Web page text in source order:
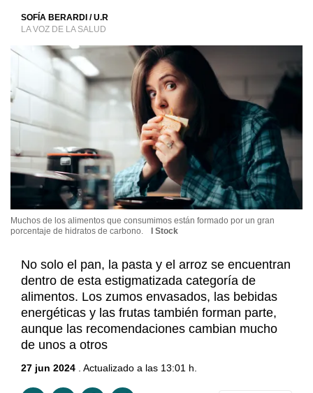
SOFÍA BERARDI / U.R
LA VOZ DE LA SALUD
Muchos de los alimentos que consumimos están formado por un gran
porcentaje de hidratos de carbono.
I Stock
No solo el pan, la pasta y el arroz se encuentran
dentro de esta estigmatizada categoría de
alimentos. Los zumos envasados, las bebidas
energéticas y las frutas también forman parte,
aunque las recomendaciones cambian mucho
de unos a otros
27 jun 2024 . Actualizado a las 13:01 h.